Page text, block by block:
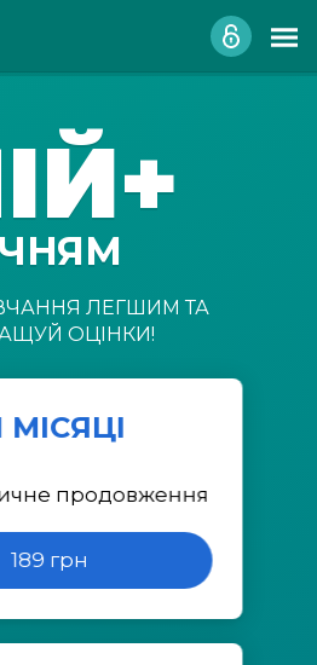
ЛЕГШИМ ТА
ОЦІНКИ!
МІСЯЦІ
продовження
189 грн